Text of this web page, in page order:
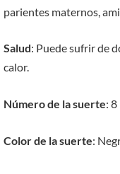
parientes maternos,
Salud: Puede sufrir de
calor.
Número de la suerte: 8
Color de la suerte: